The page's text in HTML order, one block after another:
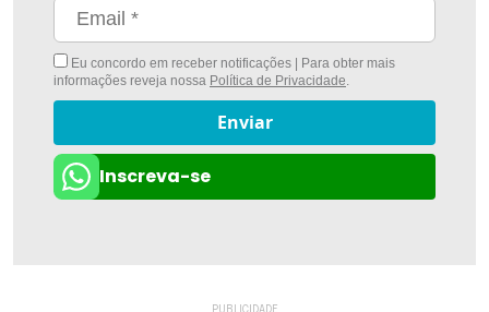
Eu concordo em receber notificações | Para obter mais
informações reveja nossa Política de Privacidade.
Enviar
Inscreva-se